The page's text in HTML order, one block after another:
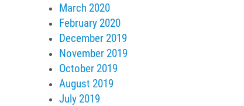
March 2020
February 2020
December 2019
November 2019
October 2019
August 2019
July 2019